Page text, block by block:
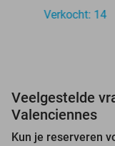
Verkocht: 14
Veelgestelde
Valenciennes
Kun je reserveren